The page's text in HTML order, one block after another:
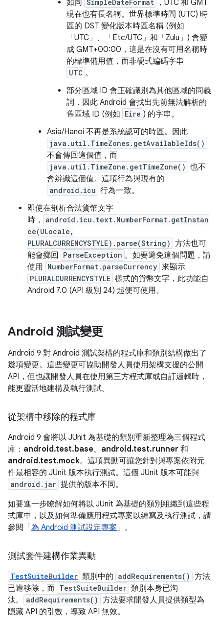
如同 SimpleDateFormat
，UTC 和 GMT
現在也有長名稱。世界標準時間 (UTC) 時
區的 DST 變化版本時區名稱 (例如
「UTC」、「Etc/UTC」和「Zulu」) 會變
成 GMT+00:00，這是在沒有可用名稱時
的標準備用值，而非硬式編碼字串
UTC 。
部分區域 ID 會正確識別為其他區域的同義
詞，因此 Android 會找出先前無法解析的
舊區域 ID (例如 Eire ) 的字串。
Asia/Hanoi 不再是系統認可的時區。因此
java.util.TimeZones.getAvailableIds()
不會傳回這個值，而
java.util.TimeZone.getTimeZone() 也不
會辨識這個值。這項行為與現有的
android.icu 行為一致。
即使在剖析合法貨幣文字
時，
android.icu.text.NumberFormat.getInstan
ce(ULocale,
PLURALCURRENCYSTYLE).parse(String) 方法也可
能會擲回
ParseException 。如要避免這個問題，請
使用 NumberFormat.parseCurrency 來顯示
PLURALCURRENCYSTYLE 樣式的貨幣文字，此功能自
Android 7.0 (API 級別 24) 起便可使用。
Android 測試變更
Android 9 對 Android 測試架構的程式庫和類別結構做出了
幾項變更。這些變更可協助開發人員使用架構支援的公開
API，但也讓開發人員在使用第三方程式庫或自訂邏輯時，
能更靈活地建構及執行測試。
從架構中移除的程式庫
Android 9 會將以 JUnit 為基礎的類別重新整理為三個程式
庫： android.test.base、 android.test.runner 和
android.test.mock。這項異動可讓您針對與專案依附元
件最相容的 JUnit 版本執行測試。這個 JUnit 版本可能與
android.jar 提供的版本不同。
如要進一步瞭解如何將以 JUnit 為基礎的類別組織到這些程
式庫中，以及如何準備應用程式專案以編寫及執行測試，請
參閱「 為 Android 測試設定專案」。
測試套件建構作業異動
TestSuiteBuilder 類別中的 addRequirements() 方法
已遭移除，而 TestSuiteBuilder 類別本身已淘
汰。
addRequirements() 方法要求開發人員提供類型為
隱藏 API 的引數，導致 API 無效。